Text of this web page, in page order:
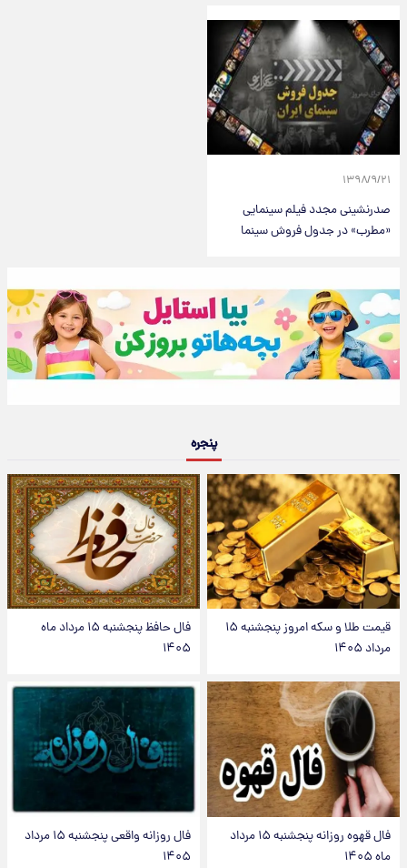
۱۳۹۸/۹/۲۱
صدرنشینی مجدد فیلم سینمایی
«مطرب» در جدول فروش سینما
پنجره
قیمت طلا و سکه امروز پنجشنبه ۱۵
مرداد ۱۴۰۵
فال حافظ پنجشنبه ۱۵ مرداد ماه
۱۴۰۵
فال قهوه روزانه پنجشنبه ۱۵ مرداد
ماه ۱۴۰۵
فال روزانه واقعی پنجشنبه ۱۵ مرداد
۱۴۰۵